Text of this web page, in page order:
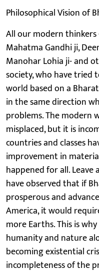
Philosophical Vision of
All our modern
Mahatma Gandhi ji,
Manohar Lohia ji- and
society, who have
world based on a
in the same direction
problems. The modern
misplaced, but it is
countries and classes
improvement in
happened for all. Leave
have observed that if
prosperous and
America, it would
more Earths. This is
humanity and nature
becoming existential
incompleteness of the